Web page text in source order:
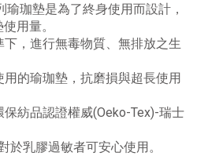
瑜珈墊是為了終身使用而設計，
用量。
，進行無毒物質、無排放之生
的瑜珈墊，抗磨損與超長使用
紡品認證權威(Oeko-Tex)-瑞士
於乳膠過敏者可安心使用。